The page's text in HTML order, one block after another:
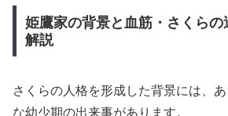
姫鷹家の背景と血筋・さくらの
解説
さくらの人格を形成した背景には、
な幼少期の出来事があります。